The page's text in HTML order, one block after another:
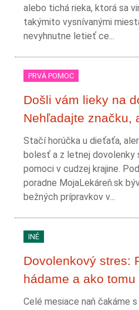
alebo tichá rieka, ktorá sa
takýmito vysnívanými
nevyhnutne letieť ce...
PRVÁ POMOC
Došli vám lieky na
Nehľadajte značku,
Stačí horúčka u dieťaťa,
bolesť a z letnej dovolenky
pomoci v cudzej krajine.
poradne MojaLekáreň.sk
bežných prípravkov v...
INÉ
Dovolenkový stres:
hádame a ako
Celé mesiace naň čakáme